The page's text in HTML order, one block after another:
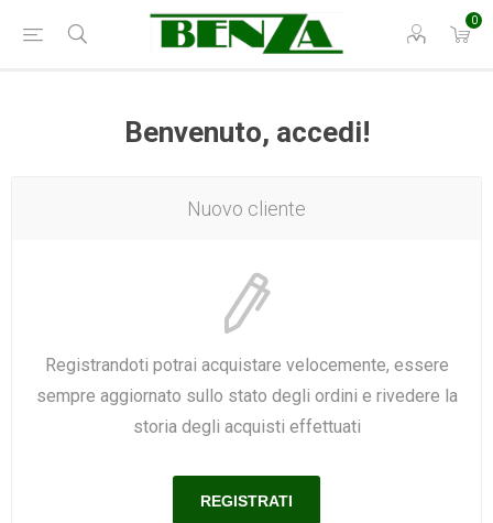
0
Benvenuto, accedi!
Nuovo cliente
Registrandoti potrai acquistare velocemente, essere
sempre aggiornato sullo stato degli ordini e rivedere la
storia degli acquisti effettuati